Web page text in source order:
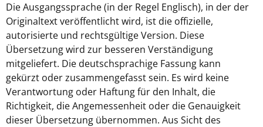
Die Ausgangssprache (in der Regel Englisch), in der der
Originaltext veröffentlicht wird, ist die offizielle,
autorisierte und rechtsgültige Version. Diese
Übersetzung wird zur besseren Verständigung
mitgeliefert. Die deutschsprachige Fassung kann
gekürzt oder zusammengefasst sein. Es wird keine
Verantwortung oder Haftung für den Inhalt, die
Richtigkeit, die Angemessenheit oder die Genauigkeit
dieser Übersetzung übernommen. Aus Sicht des